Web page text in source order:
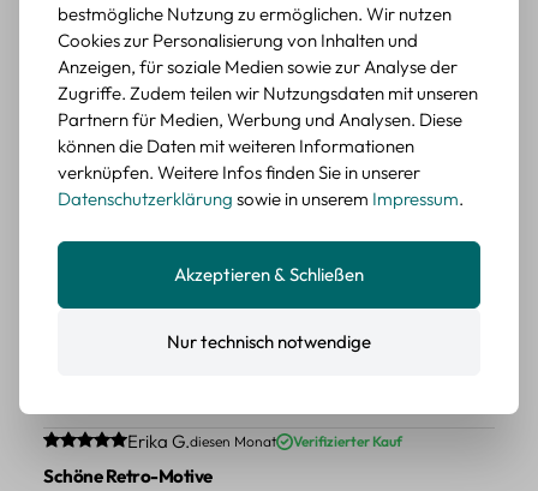
BEWERTETER ARTIKEL
Retro Blumen Sticker Set – 45 Stück mit 15
verschiedene Motive
Farbe: F
Durchschnittliche Bewertung von 5 von 5 Sternen
Erika G.diesen Monat Verifizierter Kauf
Tolle Sticker
Schöne Deko-Teile für meine Bücher, es passt zu meinem
BEWERTETER ARTIKEL
Retro Sticker Scrapbooking Set – Mix aus
Durchschnittliche Bewertung von 5 von 5 Sternen
Erika G.diesen Monat Verifizierter Kauf
Schöne Retro-Motive
bestmögliche Nutzung zu ermöglichen. Wir nutzen
Cookies zur Personalisierung von Inhalten und
Anzeigen, für soziale Medien sowie zur Analyse der
Zugriffe. Zudem teilen wir Nutzungsdaten mit unseren
Partnern für Medien, Werbung und Analysen. Diese
können die Daten mit weiteren Informationen
verknüpfen. Weitere Infos finden Sie in unserer
Datenschutzerklärung sowie in unserem Impressum.
Nur technisch notwendige
Akzeptieren & Schließen